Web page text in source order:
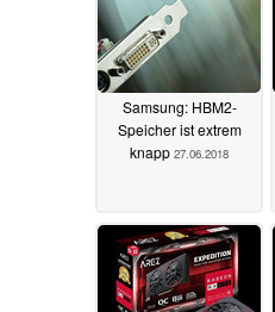
Samsung: HBM2-
Speicher ist extrem
knapp 27.06.2018